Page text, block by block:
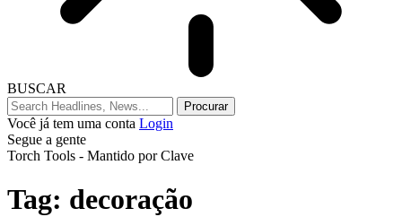
BUSCAR
Você já tem uma conta Login
Segue a gente
Torch Tools - Mantido por Clave
Tag: decoração